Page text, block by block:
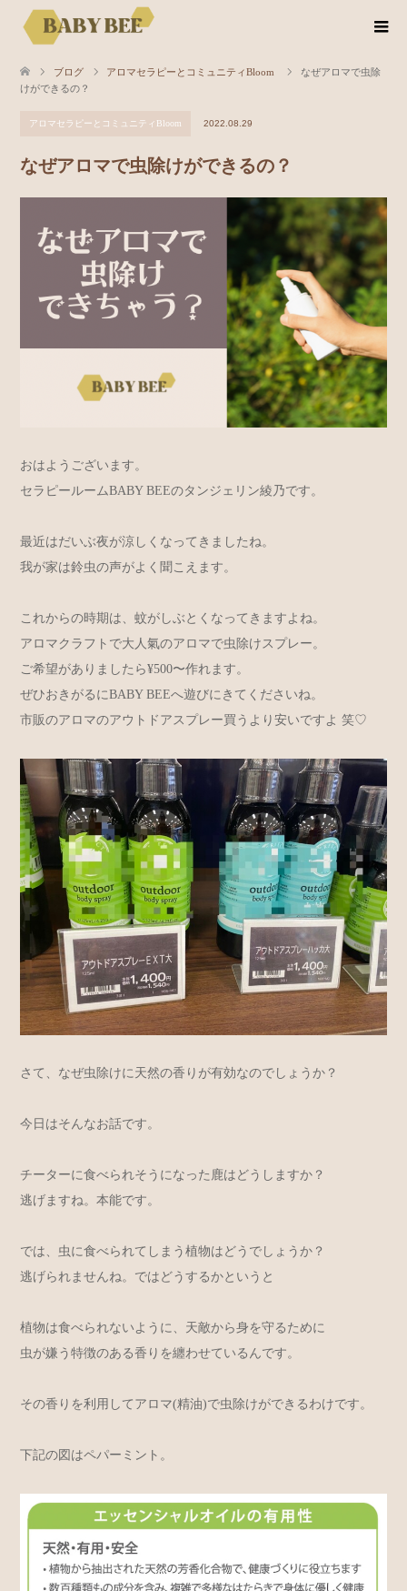
ブログ アロマセラピーとコミュニティBloom
なぜアロマで虫除
けができるの？
アロマセラピーとコミュニティBloom 2022.08.29
なぜアロマで虫除けができるの？
おはようございます。
セラピールームBABY BEEのタンジェリン綾乃です。
最近はだいぶ夜が涼しくなってきましたね。
我が家は鈴虫の声がよく聞こえます。
これからの時期は、蚊がしぶとくなってきますよね。
アロマクラフトで大人氣のアロマで虫除けスプレー。
ご希望がありましたら¥500〜作れます。
ぜひおきがるにBABY BEEへ遊びにきてくださいね。
市販のアロマのアウトドアスプレー買うより安いですよ 笑♡
さて、なぜ虫除けに天然の香りが有効なのでしょうか？
今日はそんなお話です。
チーターに食べられそうになった鹿はどうしますか？
逃げますね。本能です。
では、虫に食べられてしまう植物はどうでしょうか？
逃げられませんね。ではどうするかというと
植物は食べられないように、天敵から身を守るために
虫が嫌う特徴のある香りを纏わせているんです。
その香りを利用してアロマ(精油)で虫除けができるわけです。
下記の図はペパーミント。